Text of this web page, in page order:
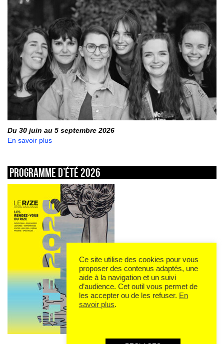
Du 30 juin au 5 septembre 2026
En savoir plus
Programme d’été 2026
Ce site utilise des cookies pour vous
proposer des contenus adaptés, une
aide à la navigation et un suivi
d’audience. Cet outil vous permet de
les accepter ou de les refuser. En
savoir plus.